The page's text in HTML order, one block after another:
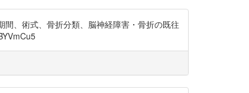
、術式、骨折分類、脳神経障害・骨折の既往